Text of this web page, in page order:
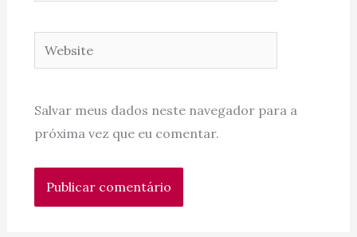
Website
Salvar meus dados neste navegador para a
próxima vez que eu comentar.